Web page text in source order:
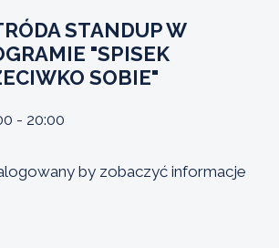
STANDUP W
"SPISEK
SOBIE"
- 20:00
by zobaczyć informacje